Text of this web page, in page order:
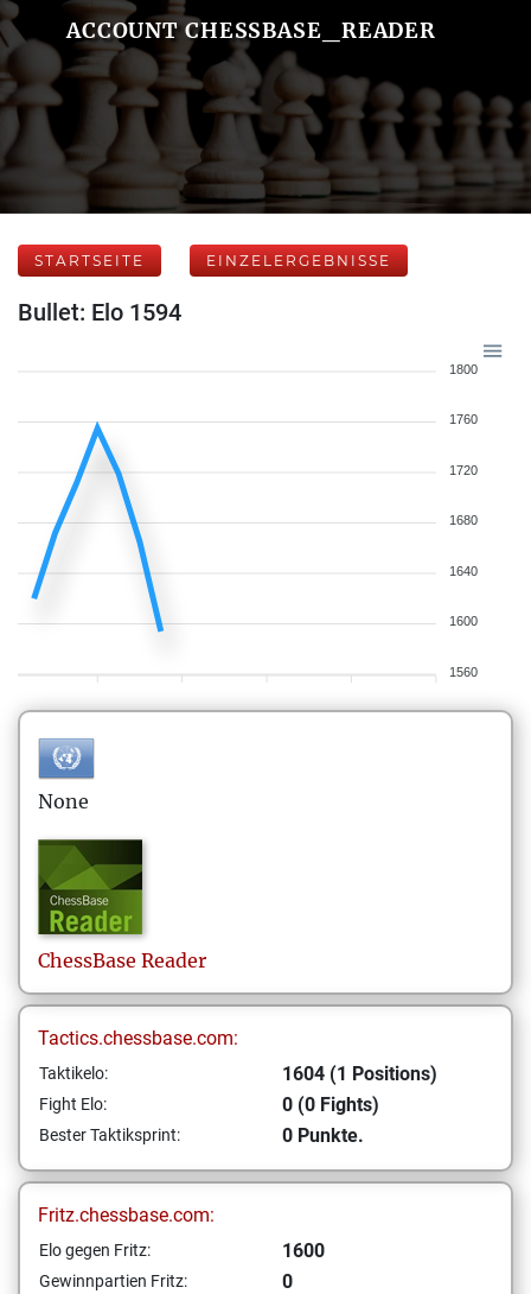
ACCOUNT CHESSBASE_READER
STARTSEITE EINZELERGEBNISSE
Bullet: Elo 1594
1800
1760
1720
1680
1640
1600
1560
None
ChessBase Reader
Tactics.chessbase.com:
Taktikelo: 1604 (1 Positions)
Fight Elo: 0 (0 Fights)
Bester Taktiksprint: 0 Punkte.
Fritz.chessbase.com:
Elo gegen Fritz: 1600
Gewinnpartien Fritz: 0